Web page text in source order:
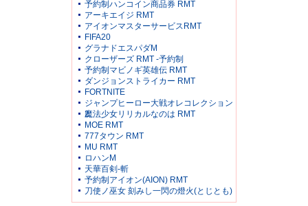
予約制ハンコイン商品券 RMT
アーキエイジ RMT
アイオンマスターサービスRMT
FIFA20
グラナドエスパダM
クローザーズ RMT -予約制
予約制マビノギ英雄伝 RMT
ダンジョンストライカー RMT
FORTNITE
ジャンプヒーロー大戦オレコレクション
2
魔法少女リリカルなのは RMT
MOE RMT
777タウン RMT
MU RMT
ロハンM
天華百剣-斬
予約制アイオン(AION) RMT
刀使ノ巫女 刻みし一閃の燈火(とじとも)